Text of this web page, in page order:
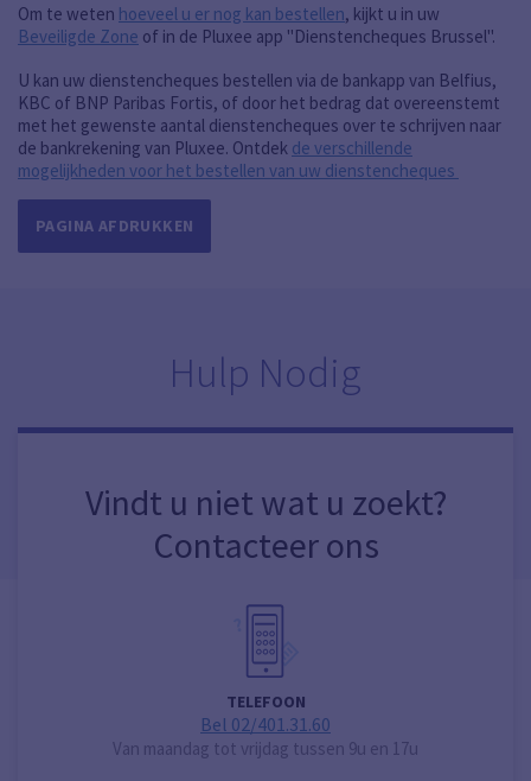
Om te weten hoeveel u er nog kan bestellen, kijkt u in uw
Beveiligde Zone of in de Pluxee app "Dienstencheques Brussel".
U kan uw dienstencheques bestellen via de bankapp van Belfius,
KBC of BNP Paribas Fortis, of door het bedrag dat overeenstemt
met het gewenste aantal dienstencheques over te schrijven naar
de bankrekening van Pluxee. Ontdek de verschillende
mogelijkheden voor het bestellen van uw dienstencheques
PAGINA AFDRUKKEN
Hulp Nodig
Vindt u niet wat u zoekt?
Contacteer ons
TELEFOON
Bel 02/401.31.60
Van maandag tot vrijdag tussen 9u en 17u